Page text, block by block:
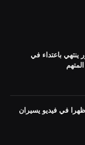
ينتهي باعتداء في
في فيديو يسيران